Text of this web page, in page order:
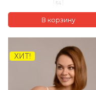
54
ХИТ!